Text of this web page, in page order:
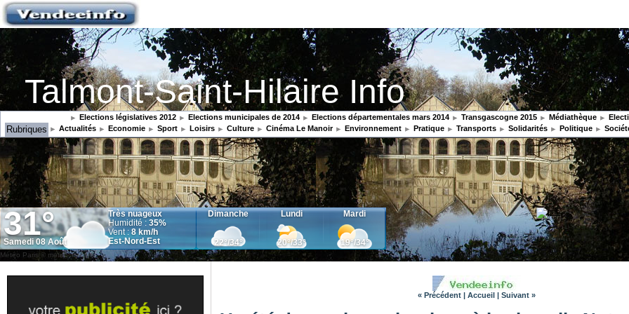
Talmont-Saint-Hilaire Info
Médiathèque
Transgascogne 2015
Elections départementales mars 2014
Elections municipales de 2014
Elections législatives 2012
Politique
Solidarités
Transports
Pratique
Environnement
Cinéma Le Manoir
Culture
Loisirs
Sport
Economie
Actualités
Rubriques
Météo Paris© meteocity.com
« Précédent | Accueil | Suivant »